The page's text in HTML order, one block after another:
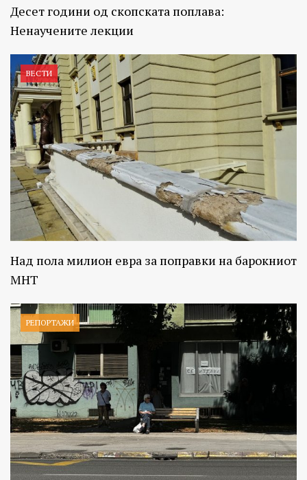
Десет години од скопската поплава:
Ненаучените лекции
ВЕСТИ
Над пола милион евра за поправки на барокниот
МНТ
РЕПОРТАЖИ